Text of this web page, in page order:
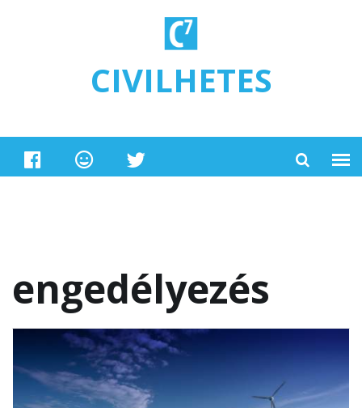
CIVILHETES
engedélyezés